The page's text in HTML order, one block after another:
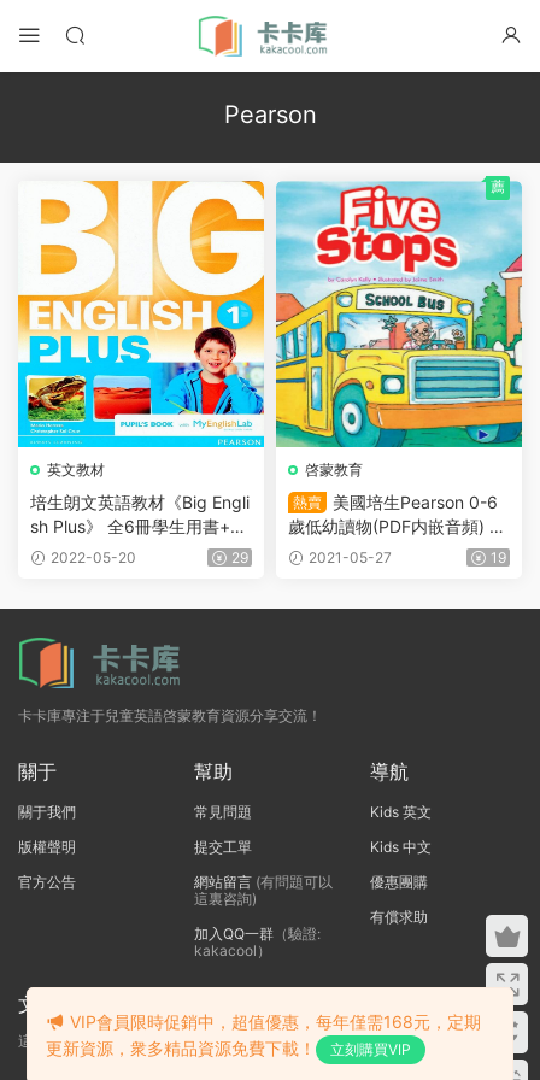
Pearson
英文教材
培生朗文英語教材《Big Engli
sh Plus》 全6冊學生用書+教
師用書+音頻
2022-05-20 29
啓蒙教育
熱賣
美國培生Pearson 0-6
歲低幼讀物(PDF内嵌音頻) 16
2本2021-05-27 19
薦
卡卡庫專注于兒童英語啓蒙教育資源分享交流！
關于
關于我們
版權聲明
官方公告
幫助
常見問題
提交工單
網站留言(有問題可以
這裏咨詢)
加入QQ一群（驗證:
kakacool）
導航
Kids 英文
Kids 中文
優惠團購
有償求助
文本标題
這裏輸入代碼
VIP會員限時促銷中，超值優惠，每年僅需168元，定期
更新資源，衆多精品資源免費下載！
立刻購買VIP